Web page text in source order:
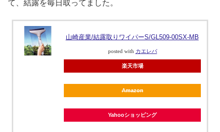
て、結露を毎日取ってました。
山崎産業/結露取りワイパーS/GL509-00SX-MB
posted with カエレバ
楽天市場
Amazon
Yahooショッピング